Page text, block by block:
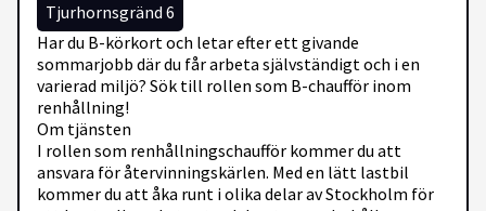
Tjurhornsgränd 6
Har du B-körkort och letar efter ett givande
sommarjobb där du får arbeta självständigt och i en
varierad miljö? Sök till rollen som B-chaufför inom
renhållning!
Om tjänsten
I rollen som renhållningschaufför kommer du att
ansvara för återvinningskärlen. Med en lätt lastbil
kommer du att åka runt i olika delar av Stockholm för